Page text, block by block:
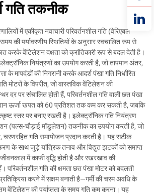
गति तकनीक
में एकीकृत नवाचारी परिवर्तनशील गति (वेरिएबल
की पर्यावरणीय स्थितियों के अनुसार स्वचालित रूप से
करके वेंटिलेशन दक्षता को क्रांतिकारी रूप से बदल देती है।
नियंत्रणों का उपयोग करती है, जो तापमान अंतर,
के मापदंडों की निगरानी करके आदर्श पंखा गति निर्धारित
मोटरों के विपरीत, जो वास्तविक वेंटिलेशन की
पर संचालित होती हैं, परिवर्तनशील गति वाली छत पंखा
ऊर्जा खपत को 60 प्रतिशत तक कम कर सकती है, जबकि
स्तर पर बनाए रखती है। इलेक्ट्रॉनिक गति नियंत्रण
(पल्स-चौड़ाई मॉडुलेशन) तकनीक का उपयोग करती है, जो
चरणरहित गति समायोजन प्रदान करती है। यह सटीक
के साथ जुड़े यांत्रिक तनाव और विद्युत झटकों को समाप्त
में काफी वृद्धि होती है और रखरखाव की
परिवर्तनशील गति की क्षमता छत पंखा मोटर को बदलती
करने में सक्षम बनाती है—गर्मी की चरम अवधि के
वेंटिलेशन की पर्याप्तता के समय गति कम करना। यह